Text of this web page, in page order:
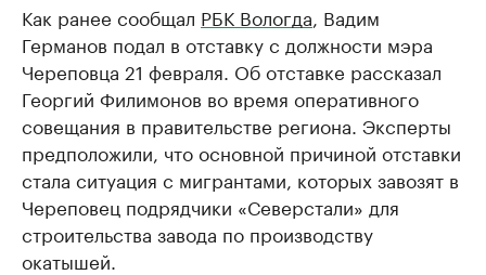
Как ранее сообщал РБК Вологда , Вадим
Германов подал в отставку с должности мэра
Череповца 21 февраля. Об отставке рассказал
Георгий Филимонов во время оперативного
совещания в правительстве региона. Эксперты
предположили, что основной причиной отставки
стала ситуация с мигрантами, которых завозят в
Череповец подрядчики «Северстали» для
строительства завода по производству
окатышей.